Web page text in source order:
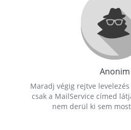
Anonim
Maradj végig rejtve
csak a MailService címed
nem derül ki sem